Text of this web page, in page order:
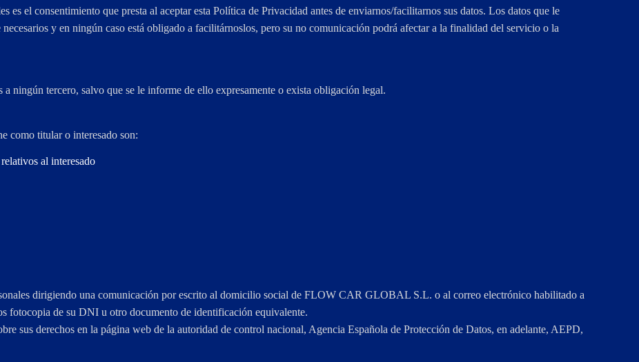
es el consentimiento que presta al aceptar esta Política de Privacidad antes de enviarnos/facilitarnos sus datos. Los datos que le
y en ningún caso está obligado a facilitárnoslos, pero su no comunicación podrá afectar a la finalidad del servicio o la
tercero, salvo que se le informe de ello expresamente o exista obligación legal.
como titular o interesado son:
al interesado
dirigiendo una comunicación por escrito al domicilio social de FLOW CAR GLOBAL S.L. o al correo electrónico habilitado a
fotocopia de su DNI u otro documento de identificación equivalente.
sus derechos en la página web de la autoridad de control nacional, Agencia Española de Protección de Datos, en adelante, AEPD,